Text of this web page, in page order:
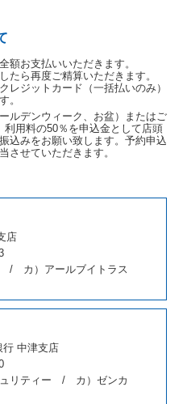
します。
にもよらない事由により貸
、当社は受領済の予約申込
す。
のあった車種クラスのレンタ
きないときは、予約と異なる
以下「代替レンタカー」と
し入れることができるもの
承諾したときは、当社は車種
の借受条件でレンタカー提
し渡すものとします。な
料金が予約された車種クラ
ときは、予約した車種クラ
し、予約された車種クラス
によるものとします。
ンタカーの貸渡しの申入れ
ことができるものとしま
しをすることができない原
由によるときには第４条第
取り扱い、当社は受領済の
額お支払いいただきます。
たら再度ご精算いただきます。
レジットカード（一括払いのみ）
。
ルデンウィーク、お盆）またはご
用料の50％を申込金として店頭
込みをお願い致します。予約申込
させていただきます。
店
/ カ）アールブイトラス
行 中津支店
ュリティー / カ）ゼンカ